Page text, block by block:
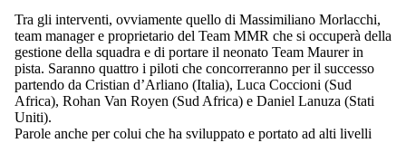
Tra gli interventi, ovviamente quello di Massimiliano Morlacchi,
team manager e proprietario del Team MMR che si occuperà della
gestione della squadra e di portare il neonato Team Maurer in
pista. Saranno quattro i piloti che concorreranno per il successo
partendo da Cristian d’Arliano (Italia), Luca Coccioni (Sud
Africa), Rohan Van Royen (Sud Africa) e Daniel Lanuza (Stati
Uniti).
Parole anche per colui che ha sviluppato e portato ad alti livelli